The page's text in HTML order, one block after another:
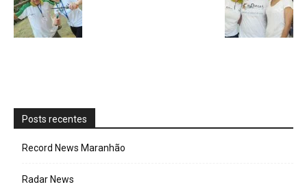
Posts recentes
Record News Maranhão
Radar News